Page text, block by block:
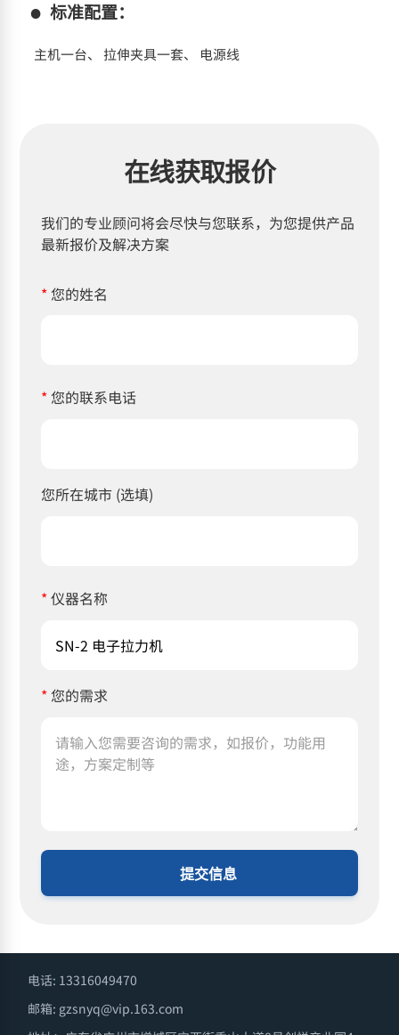
标准配置：
主机一台、 拉伸夹具一套、 电源线
在线获取报价
我们的专业顾问将会尽快与您联系，为您提供产品
最新报价及解决方案
*您的姓名
*您的联系电话
您所在城市 (选填)
*仪器名称
*您的需求
提交信息
电话: 13316049470
邮箱: gzsnyq@vip.163.com